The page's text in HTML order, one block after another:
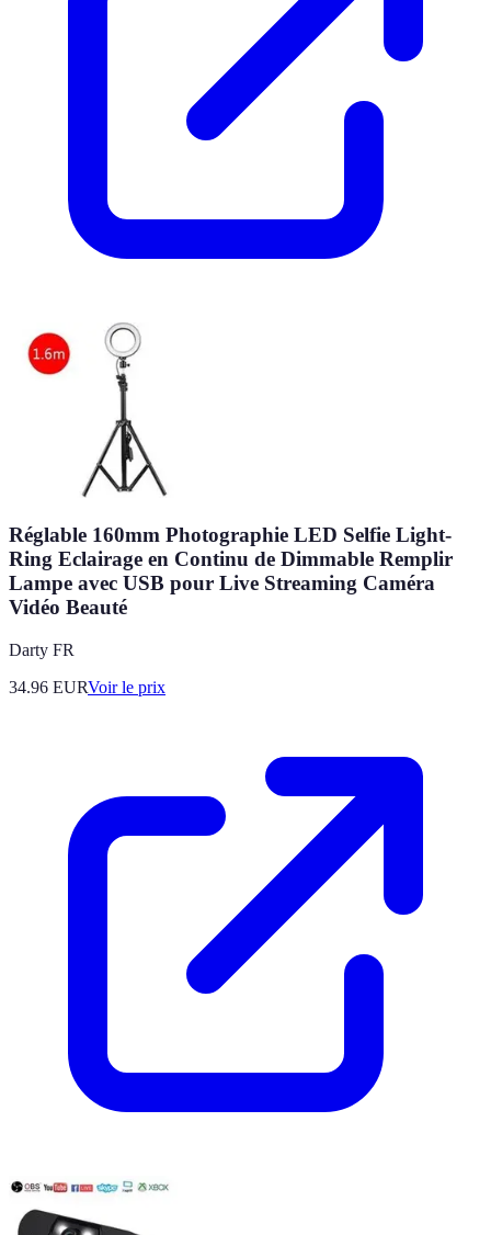
Réglable 160mm Photographie LED Selfie Light-
Ring Eclairage en Continu de Dimmable Remplir
Lampe avec USB pour Live Streaming Caméra
Vidéo Beauté
Darty FR
34.96 EURVoir le prix